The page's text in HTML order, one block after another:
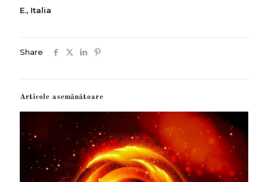
E., Italia
Share
Articole asemănătoare